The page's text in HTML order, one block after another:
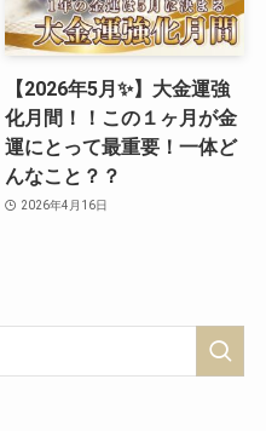
【2026年5月✨】大金運強
化月間！！この１ヶ月が金
運にとって最重要！一体ど
んなこと？？
2026年4月16日